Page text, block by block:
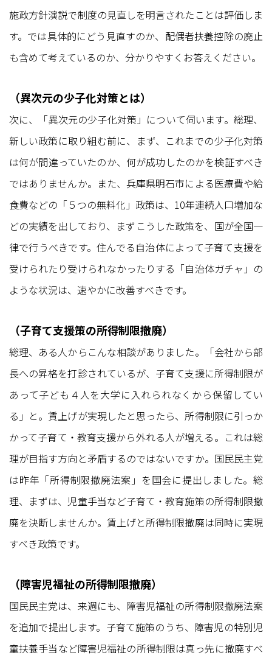
施政方針演説で制度の見直しを明言されたことは評価しま
す。では具体的にどう見直すのか、配偶者扶養控除の廃止
も含めて考えているのか、分かりやすくお答えください。
（異次元の少子化対策とは）
次に、「異次元の少子化対策」について伺います。総理、
新しい政策に取り組む前に、まず、これまでの少子化対策
は何が間違っていたのか、何が成功したのかを検証すべき
ではありませんか。また、兵庫県明石市による医療費や給
食費などの「５つの無料化」政策は、10年連続人口増加な
どの実績を出しており、まずこうした政策を、国が全国一
律で行うべきです。住んでる自治体によって子育て支援を
受けられたり受けられなかったりする「自治体ガチャ」の
ような状況は、速やかに改善すべきです。
（子育て支援策の所得制限撤廃）
総理、ある人からこんな相談がありました。「会社から部
長への昇格を打診されているが、子育て支援に所得制限が
あって子ども４人を大学に入れられなくから保留してい
る」と。賃上げが実現したと思ったら、所得制限に引っか
かって子育て・教育支援から外れる人が増える。これは総
理が目指す方向と矛盾するのではないですか。国民民主党
は昨年「所得制限撤廃法案」を国会に提出しました。総
理、まずは、児童手当など子育て・教育施策の所得制限撤
廃を決断しませんか。賃上げと所得制限撤廃は同時に実現
すべき政策です。
（障害児福祉の所得制限撤廃）
国民民主党は、来週にも、障害児福祉の所得制限撤廃法案
を追加で提出します。子育て施策のうち、障害児の特別児
童扶養手当など障害児福祉の所得制限は真っ先に撤廃すべ